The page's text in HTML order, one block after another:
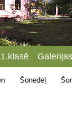
Galerijas
Šonedēļ